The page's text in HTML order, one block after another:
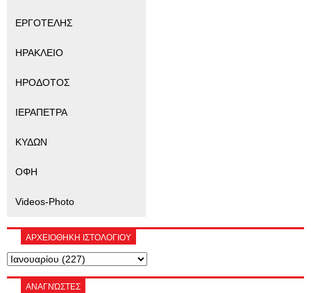
ΕΡΓΟΤΕΛΗΣ
ΗΡΑΚΛΕΙΟ
ΗΡΟΔΟΤΟΣ
ΙΕΡΑΠΕΤΡΑ
ΚΥΔΩΝ
ΟΦΗ
Videos-Photo
ΑΡΧΕΙΟΘΗΚΗ ΙΣΤΟΛΟΓΙΟΥ
ΑΝΑΓΝΏΣΤΕΣ